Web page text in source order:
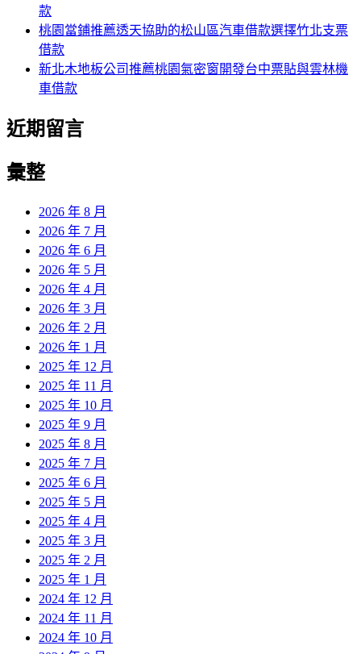
款
桃園當鋪推薦透天協助的松山區汽車借款選擇竹北支票
借款
新北木地板公司推薦桃園氣密窗開發台中票貼與雲林機
車借款
近期留言
彙整
2026 年 8 月
2026 年 7 月
2026 年 6 月
2026 年 5 月
2026 年 4 月
2026 年 3 月
2026 年 2 月
2026 年 1 月
2025 年 12 月
2025 年 11 月
2025 年 10 月
2025 年 9 月
2025 年 8 月
2025 年 7 月
2025 年 6 月
2025 年 5 月
2025 年 4 月
2025 年 3 月
2025 年 2 月
2025 年 1 月
2024 年 12 月
2024 年 11 月
2024 年 10 月